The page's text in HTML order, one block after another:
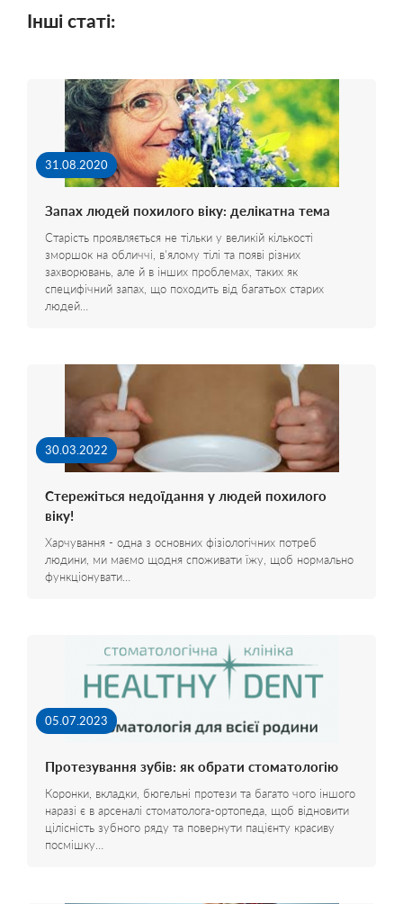
Інші статі:
31.08.2020
Запах людей похилого віку: делікатна тема
Старість проявляється не тільки у великій кількості
зморшок на обличчі, в'ялому тілі та появі різних
захворювань, але й в інших проблемах, таких як
специфічний запах, що походить від багатьох старих
людей…
30.03.2022
Стережіться недоїдання у людей похилого
віку!
Харчування - одна з основних фізіологічних потреб
людини, ми маємо щодня споживати їжу, щоб нормально
функціонувати…
05.07.2023
Протезування зубів: як обрати стоматологію
Коронки, вкладки, бюгельні протези та багато чого іншого
наразі є в арсеналі стоматолога-ортопеда, щоб відновити
цілісність зубного ряду та повернути пацієнту красиву
посмішку…